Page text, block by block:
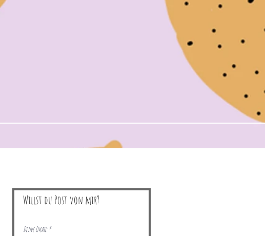
Willst du Post von mir?
Deine Email: